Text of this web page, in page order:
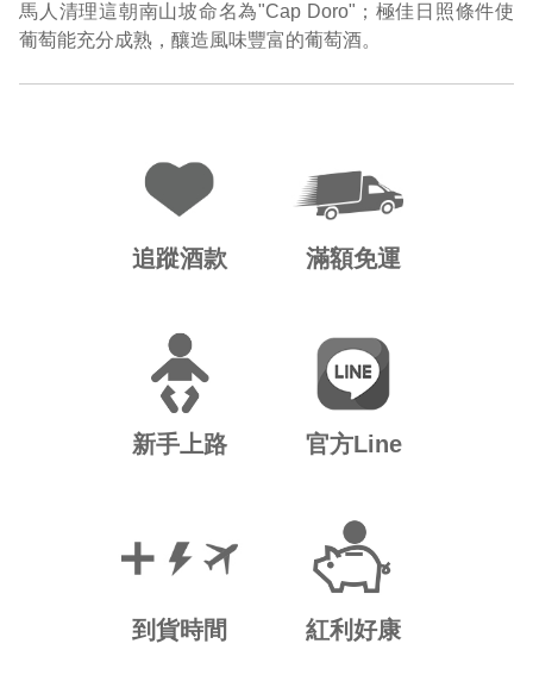
馬人清理這朝南山坡命名為"Cap Doro"；極佳日照條件使
葡萄能充分成熟，釀造風味豐富的葡萄酒。
追蹤酒款 滿額免運
新手上路 官方Line
到貨時間 紅利好康